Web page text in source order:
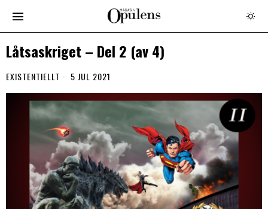
Låtsaskriget – Del 2 (av 4)
EXISTENTIELLT 5 JUL 2021